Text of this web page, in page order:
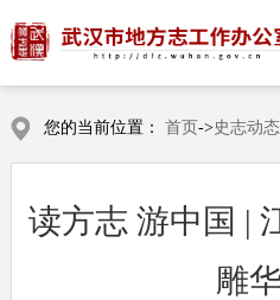
您的当前位置： 首页->史志动态
读方志 游中国 |
雕